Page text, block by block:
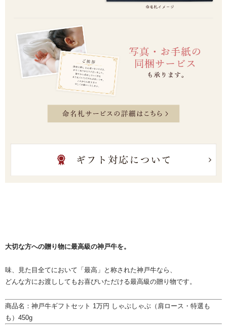
大切な方への贈り物に最高級の神戸牛を。
味、見た目全てにおいて「最高」と称された神戸牛なら、
どんな方にお渡ししてもお喜びいただける最高級の贈り物です。
商品名：神戸牛ギフトセット 1万円 しゃぶしゃぶ（肩ロース・特選も
も）450g